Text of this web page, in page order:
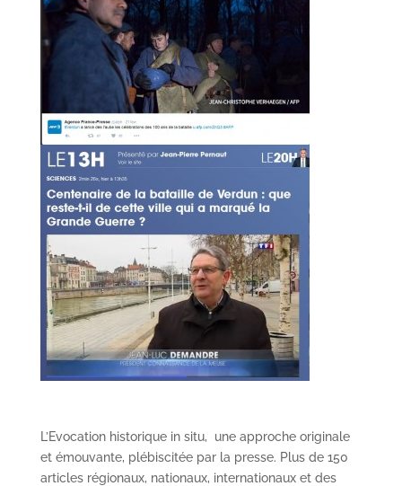
L’Evocation historique in situ, une approche originale
et émouvante, plébiscitée par la presse. Plus de 150
articles régionaux, nationaux, internationaux et des